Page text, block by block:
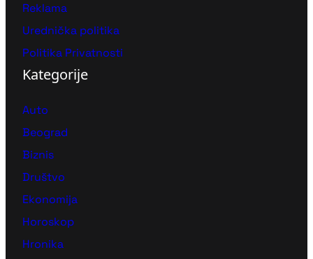
Reklama
Urednička politika
Politika Privatnosti
Kategorije
Auto
Beograd
Biznis
Društvo
Ekonomija
Horoskop
Hronika